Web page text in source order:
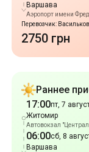
Варшава
Аэропорт имени
Перевозчик:
2750 грн
Раннее
17:00пт, 7
Житомир
Автовокзал
06:00сб, 8
Варшава